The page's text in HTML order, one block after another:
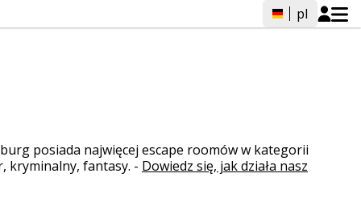
pl
posiada najwięcej escape roomów w kategorii
kryminalny, fantasy. - Dowiedz się, jak działa nasz